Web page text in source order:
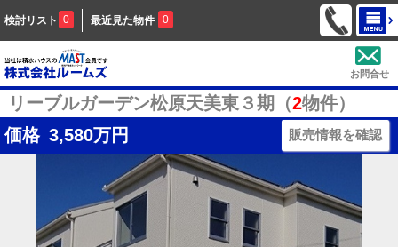
検討リスト 0 最近見た物件 0
お問合せ
リーブルガーデン松原天美東３期（2物件）
価格 3,580万円 販売情報を確認